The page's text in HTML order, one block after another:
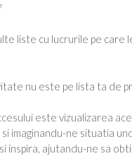
liste cu lucrurile pe
nu este pe lista ta de
este vizualizarea
imaginandu-ne situatia
ajutandu-ne sa